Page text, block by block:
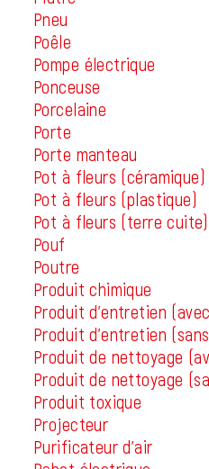
Pneu
Poêle
Pompe électrique
Ponceuse
Porcelaine
Porte
Porte manteau
Pot à fleurs (céramique)
Pot à fleurs (plastique)
Pot à fleurs (terre cuite)
Pouf
Poutre
Produit chimique
Produit d'entretien
Produit d'entretien
Produit de nettoyage
Produit de nettoyage
Produit toxique
Projecteur
Purificateur d'air